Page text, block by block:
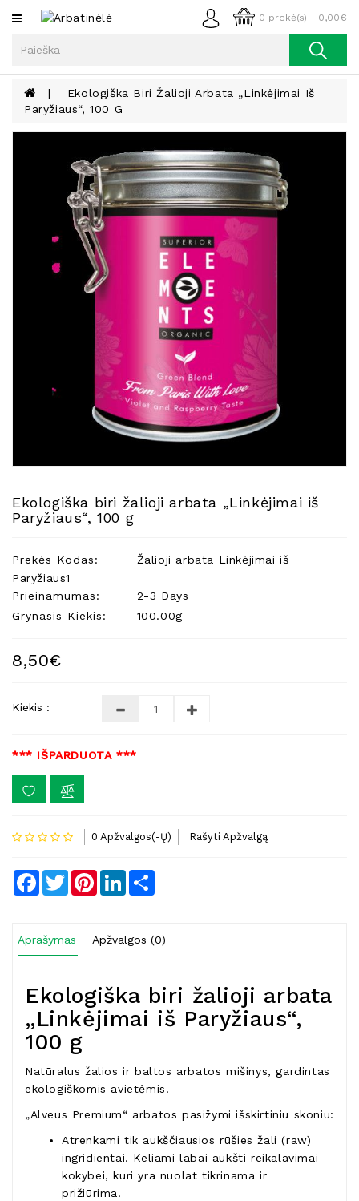
0 prekė(s) - 0,00€
Kategorijos
Kava
Prieskoniai
Lieknėjimui,
Becukriai
Žvakės
Kosmetika
Kūdikiams
Pirties
Reikalai
Dovanos
Ekologiška Biri Žalioji Arbata „Linkėjimai Iš
Paryžiaus“, 100 G
Ekologiška biri žalioji arbata „Linkėjimai iš
Paryžiaus“, 100 g
Prekės Kodas:
Žalioji arbata Linkėjimai iš
Paryžiaus1
Prieinamumas:
2-3 Days
Grynasis Kiekis:
100.00g
8,50€
Kiekis :
*** IŠPARDUOTA ***
0 Apžvalgos(-Ų) Rašyti Apžvalgą
Facebook
TwitterPinterestLinkedIn
Aprašymas Apžvalgos (0)
Ekologiška biri žalioji arbata
„Linkėjimai iš Paryžiaus“,
100 g
Natūralus žalios ir baltos arbatos mišinys, gardintas
ekologiškomis avietėmis.
„Alveus Premium“ arbatos pasižymi išskirtiniu skoniu:
Atrenkami tik aukščiausios rūšies žali (raw)
ingridientai. Keliami labai aukšti reikalavimai
kokybei, kuri yra nuolat tikrinama ir
prižiūrima.